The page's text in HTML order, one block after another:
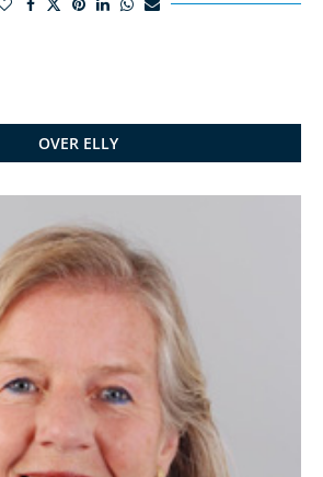
OVER ELLY